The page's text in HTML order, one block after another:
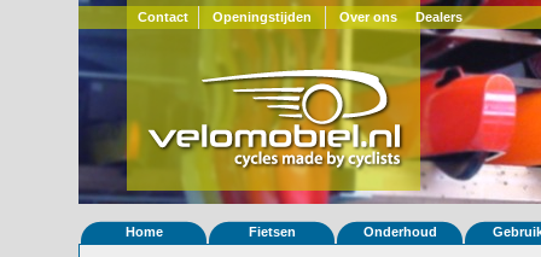
Contact Openingstijden Over ons Dealers
Home Fietsen Onderhoud